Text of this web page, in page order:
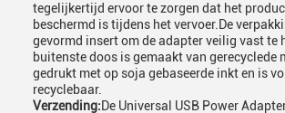
tegelijkertijd ervoor te zorgen dat het
beschermd is tijdens het vervoer.De
gevormd insert om de adapter veilig vast te
buitenste doos is gemaakt van gerecyclede
gedrukt met op soja gebaseerde inkt en is
recyclebaar.
Verzending:De Universal USB Power